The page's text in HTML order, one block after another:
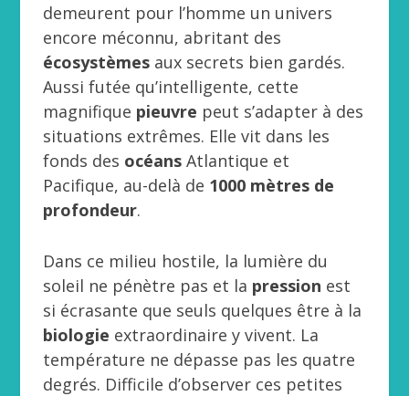
demeurent pour l’homme un univers
encore méconnu, abritant des
écosystèmes aux secrets bien gardés.
Aussi futée qu’intelligente, cette
magnifique pieuvre peut s’adapter à des
situations extrêmes. Elle vit dans les
fonds des océans Atlantique et
Pacifique, au-delà de 1000 mètres de
profondeur.
Dans ce milieu hostile, la lumière du
soleil ne pénètre pas et la pression est
si écrasante que seuls quelques être à la
biologie extraordinaire y vivent. La
température ne dépasse pas les quatre
degrés. Difficile d’observer ces petites